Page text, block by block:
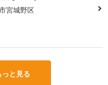
宮城野区
と見る